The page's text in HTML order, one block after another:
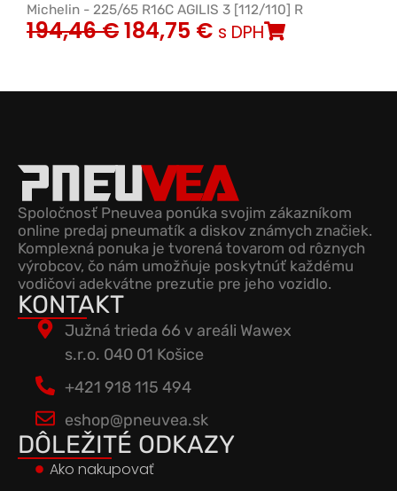
Michelin - 225/65 R16C AGILIS 3 [112/110] R
194,46€184,75 € s DPH
Spoločnosť Pneuvea ponúka svojim zákazníkom
online predaj pneumatík a diskov známych značiek.
Komplexná ponuka je tvorená tovarom od rôznych
výrobcov, čo nám umožňuje poskytnúť každému
vodičovi adekvátne prezutie pre jeho vozidlo.
KONTAKT
Južná trieda 66 v areáli Wawex
s.r.o. 040 01 Košice
+421 918 115 494
eshop@pneuvea.sk
DÔLEŽITÉ ODKAZY
Ako nakupovať